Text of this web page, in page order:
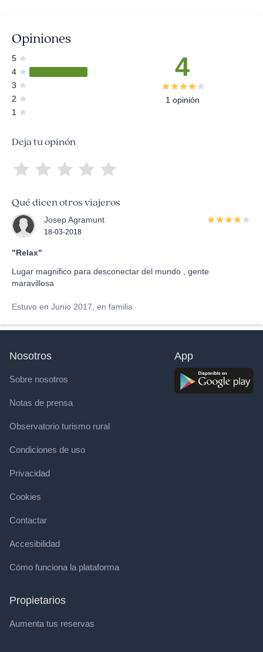
Opiniones
5
4
3
2
1
4
1 opinión
Deja tu opinón
Qué dicen otros viajeros
Josep Agramunt
18-03-2018
"Relax"
Lugar magnifico para desconectar del mundo , gente
maravillosa
Estuvo en Junio 2017, en familia
Nosotros
Sobre nosotros
Notas de prensa
Observatorio turismo rural
Condiciones de uso
Privacidad
Cookies
Contactar
Accesibilidad
Cómo funciona la plataforma
Propietarios
Aumenta tus reservas
App